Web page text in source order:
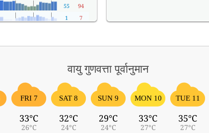
55
94
1 7
वायु गुणवत्ता पूर्वानुमान
FRI 7
33°C
26°C
SAT 8
32°C
24°C
SUN 9
29°C
24°C
MON 10
33°C
27°C
TUE 11
35°C
27°C